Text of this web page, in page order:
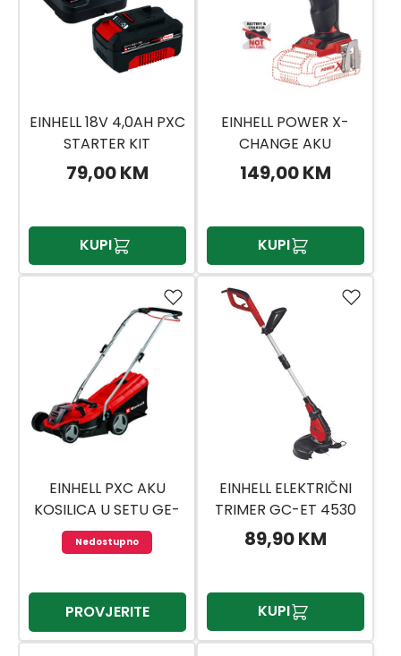
EINHELL 18V 4,0AH PXC
STARTER KIT
79,00 KM
KUPI
EINHELL POWER X-
CHANGE AKU
VIJČANIK TE-DY 18 LI-
SOIO
149,00 KM
KUPI
EINHELL PXC AKU
KOSILICA U SETU GE-
CM 18/33 LI 1X4,0AH
Nedostupno
PROVJERITE
EINHELL ELEKTRIČNI
TRIMER GC-ET 4530
SET
89,90 KM
KUPI